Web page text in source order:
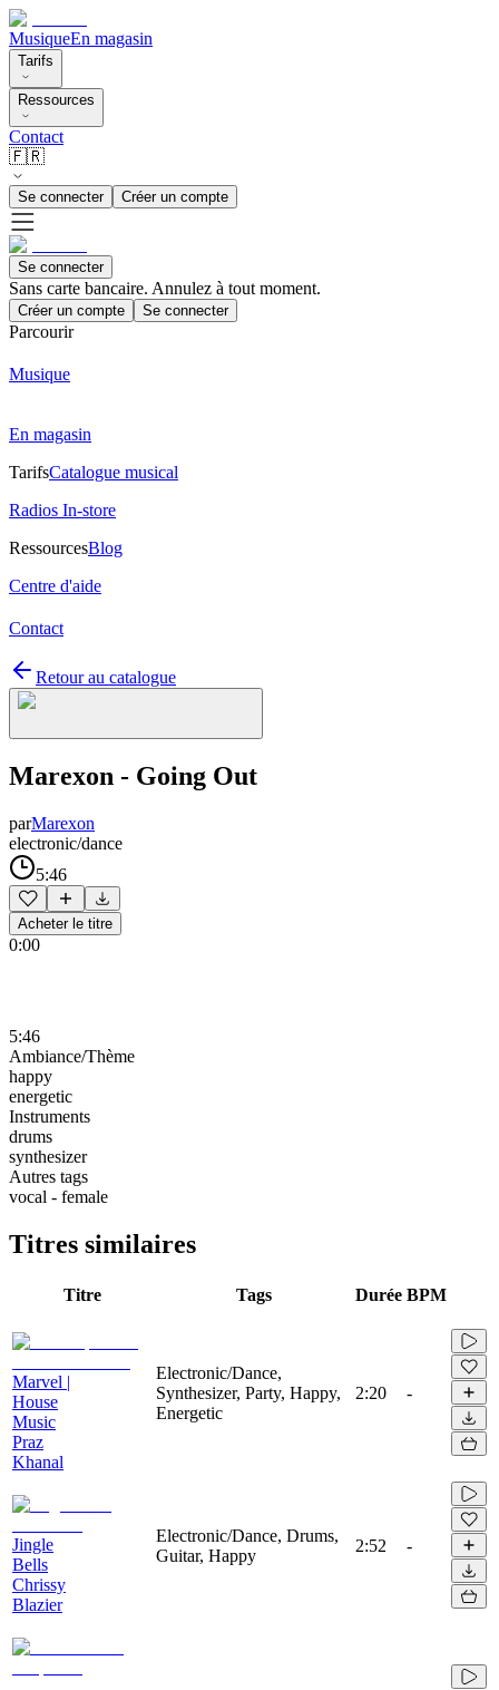
MusiqueEn magasin
Tarifs
Ressources
Contact
🇫🇷
Se connecter Créer un compte
Se connecter
Sans carte bancaire. Annulez à tout moment.
Créer un compte Se connecter
Parcourir
Musique
En magasin
TarifsCatalogue musical
Radios In-store
RessourcesBlog
Centre d'aide
Contact
Retour au catalogue
Marexon - Going Out
parMarexon
electronic/dance
5:46
Acheter le titre
0:00
5:46
Ambiance/Thème
happy
energetic
Instruments
drums
synthesizer
Autres tags
vocal - female
Titres similaires
Titre Tags Durée BPM
Marvel |
House
Music
Praz
Khanal
Electronic/Dance,
Synthesizer, Party, Happy,
Energetic
2:20 -
Jingle
Bells
Chrissy
Blazier
Electronic/Dance, Drums,
Guitar, Happy
2:52 -